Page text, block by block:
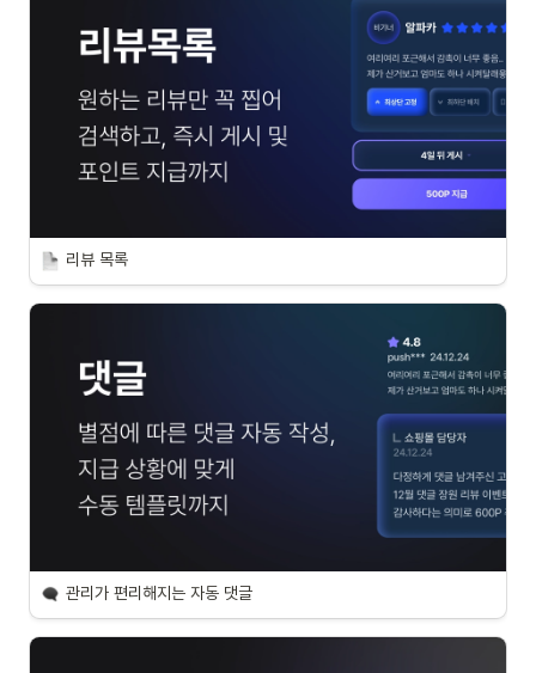
리뷰 목록
관리가 편리해지는 자동 댓글